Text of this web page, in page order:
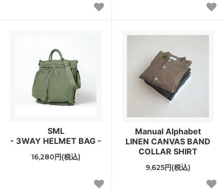
SML
- 3WAY HELMET BAG -
16,280円(税込)
Manual Alphabet
LINEN CANVAS BAND
COLLAR SHIRT
9,625円(税込)